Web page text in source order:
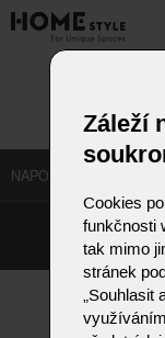
NAPOSLEDY
Záleží
Cookies
funkčnosti
tak mimo
stránek
„Souhlasit